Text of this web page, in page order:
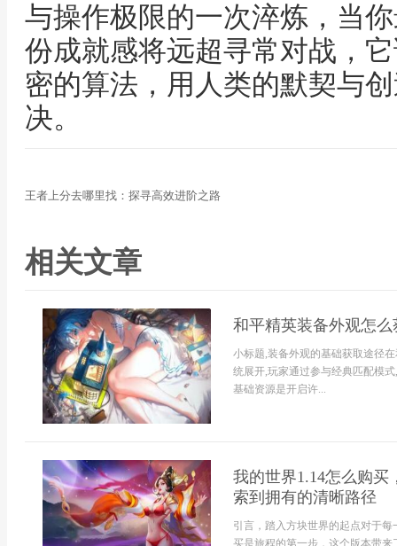
与操作极限的一次淬炼，当
份成就感将远超寻常对战，
密的算法，用人类的默契与
决。
王者上分去哪里找：探寻高效进阶之路
相关文章
和平精英装备外观怎
小标题,装备外观的基础获取途径
统展开,玩家通过参与经典匹配模
基础资源是开启许...
我的世界1.14怎么购
索到拥有的清晰路径
引言，踏入方块世界的起点对于
买是旅程的第一步，这个版本带